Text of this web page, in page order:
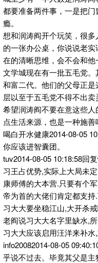
都要准备两件事，一是把
瘾。
想和润涛阎开个玩笑，很
的一张办公桌，你说说老
在的清晰思维，会不会和他
文学城现在有一批五毛党
和富二代。他们的父母正
层以至于五毛党不得不出
希望润涛阎不要在意这些
点生活来源，也是一种施善
喝白开水健康2014-08-05
你应该进智囊团。
tuv2014-08-05 10:18:58回
习王占优势,实际上大局未
康师傅的大本营.只要有个
帝为首的大佬们肯定都支
习大大要坐稳江山,大开杀
老阎说习大大名字里缺水,
习大大应该启用汪洋来补
info20082014-08-05
乎说不过去。毕竟其父是主